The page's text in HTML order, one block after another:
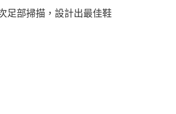
足部掃描，設計出最佳鞋